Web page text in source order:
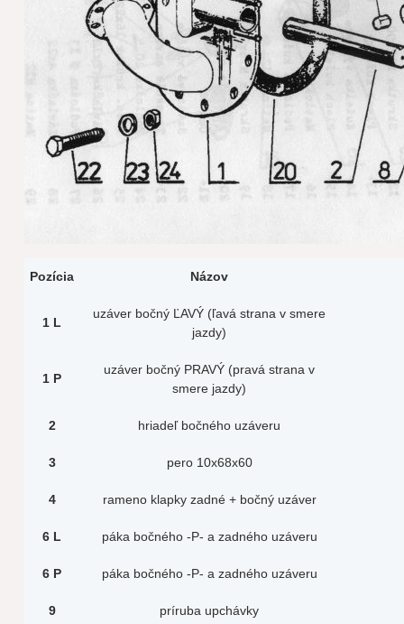
Pozícia Názov
1 L
uzáver bočný ĽAVÝ (ľavá strana v smere
jazdy)
1 P
uzáver bočný PRAVÝ (pravá strana v
smere jazdy)
2 hriadeľ bočného uzáveru
3 pero 10x68x60
4 rameno klapky zadné + bočný uzáver
6 L páka bočného -P- a zadného uzáveru
6 P páka bočného -P- a zadného uzáveru
9 príruba upchávky